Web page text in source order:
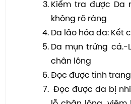
Kiểm tra được Da
không rõ ràng
Da lão hóa da: Kết
Da mụn trứng cá.-
chân lông
Đọc được tình
Đọc được da bị